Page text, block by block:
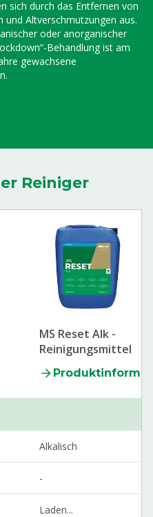
sich durch das Entfernen von
und Altverschmutzungen aus.
oder anorganischer
Behandlung ist am
gewachsene
Reiniger
MS Reset Alk -
Reinigungsmittel
Alkalisch
-
Laden...